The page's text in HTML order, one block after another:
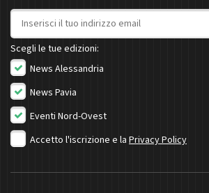
Indirizzo email
Scegli le tue edizioni:
News Alessandria
News Pavia
Eventi Nord-Ovest
Accetto l'iscrizione e la Privacy Policy